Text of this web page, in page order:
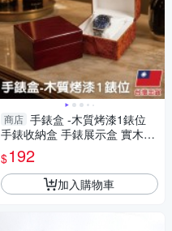
商店 手錶盒 -木質烤漆1錶位
手錶收納盒 手錶展示盒 實木錶
盒-輕居家8992
$192
加入購物車